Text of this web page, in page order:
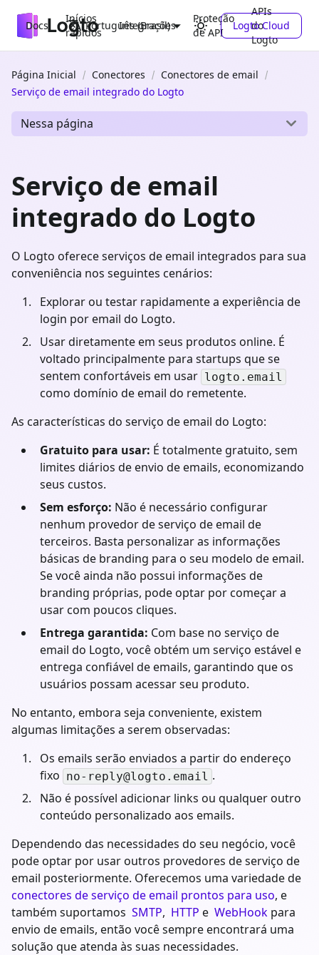
Docs
Inícios
rápidos
Integrações
Proteção
de API
APIs
do
Logto
Português (Brasil) Logto Cloud
Página Inicial Conectores
Conectores de email
Serviço de email integrado do Logto
Nessa página
Serviço de email
integrado do Logto
O Logto oferece serviços de email integrados para sua
conveniência nos seguintes cenários:
Explorar ou testar rapidamente a experiência de
login por email do Logto.
Usar diretamente em seus produtos online. É
voltado principalmente para startups que se
sentem confortáveis em usar logto.email
como domínio de email do remetente.
As características do serviço de email do Logto:
Gratuito para usar: É totalmente gratuito, sem
limites diários de envio de emails, economizando
seus custos.
Sem esforço: Não é necessário configurar
nenhum provedor de serviço de email de
terceiros. Basta personalizar as informações
básicas de branding para o seu modelo de email.
Se você ainda não possui informações de
branding próprias, pode optar por começar a
usar com poucos cliques.
Entrega garantida: Com base no serviço de
email do Logto, você obtém um serviço estável e
entrega confiável de emails, garantindo que os
usuários possam acessar seu produto.
No entanto, embora seja conveniente, existem
algumas limitações a serem observadas:
Os emails serão enviados a partir do endereço
fixo no-reply@logto.email .
Não é possível adicionar links ou qualquer outro
conteúdo personalizado aos emails.
Dependendo das necessidades do seu negócio, você
pode optar por usar outros provedores de serviço de
email posteriormente. Oferecemos uma variedade de
conectores de serviço de email prontos para uso, e
também suportamos SMTP, HTTP e WebHook para
envio de emails, então você sempre encontrará uma
solução que atenda às suas necessidades.